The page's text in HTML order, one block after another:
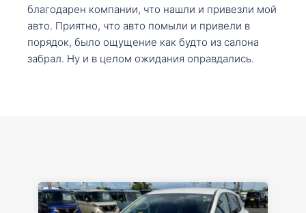
благодарен компании, что нашли и привезли мой
авто. Приятно, что авто помыли и привели в
порядок, было ощущение как будто из салона
забрал. Ну и в целом ожидания оправдались.